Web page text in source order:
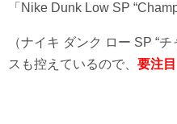
「Nike Dunk Low SP
（ナイキ ダンク ロー SP “
スも控えているので、 要注目